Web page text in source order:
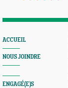
ACCUEIL
NOUS JOINDRE
ENGAGÉ(E)S